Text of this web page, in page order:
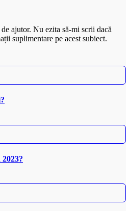
ajutor. Nu ezita să-mi scrii dacă
suplimentare pe acest subiect.